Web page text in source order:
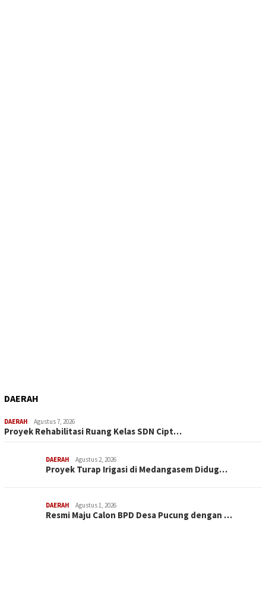
DAERAH
DAERAH Agustus 7, 2026
Proyek Rehabilitasi Ruang Kelas SDN Cipt…
DAERAH Agustus 2, 2026
Proyek Turap Irigasi di Medangasem Didug…
DAERAH Agustus 1, 2026
Resmi Maju Calon BPD Desa Pucung dengan …